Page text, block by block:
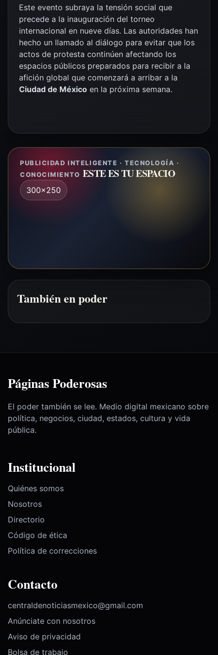
Este evento subraya la tensión social que
precede a la inauguración del torneo
internacional en nueve días. Las autoridades han
hecho un llamado al diálogo para evitar que los
actos de protesta continúen afectando los
espacios públicos preparados para recibir a la
afición global que comenzará a arribar a la
Ciudad de México en la próxima semana.
PUBLICIDAD INTELIGENTE · TECNOLOGÍA ·
CONOCIMIENTO ESTE ES TU ESPACIO
300x250
También en poder
Páginas Poderosas
El poder también se lee. Medio digital mexicano sobre
política, negocios, ciudad, estados, cultura y vida
pública.
Institucional
Quiénes somos
Nosotros
Directorio
Código de ética
Política de correcciones
Contacto
centraldenoticiasmexico@gmail.com
Anúnciate con nosotros
Aviso de privacidad
Bolsa de trabajo